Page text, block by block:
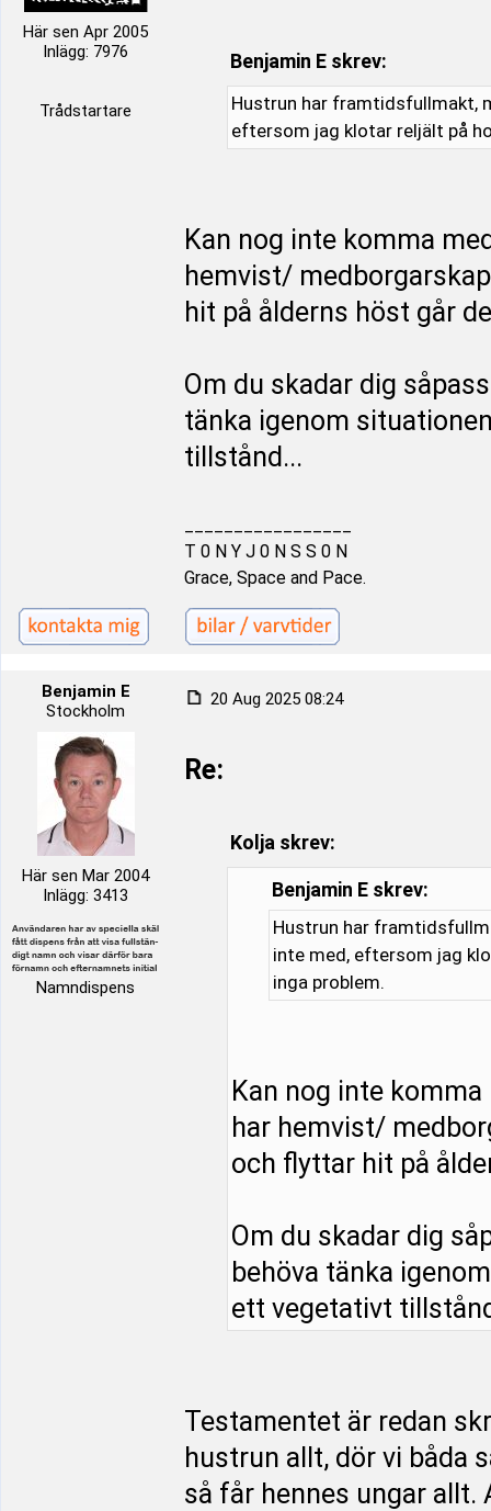
Här sen Apr 2005
Inlägg: 7976
Trådstartare
Benjamin E skrev:
Hustrun har framtidsfullmakt,
eftersom jag klotar reljält på
Kan nog inte komma
hemvist/
hit på ålderns höst går
Om du skadar dig
tänka igenom
tillstånd...
T 0 N Y J 0 N S S 0 N
Grace, Space and Pace.
Benjamin E
Stockholm
Här sen Mar 2004
Inlägg: 3413
Namndispens
20 Aug 2025 08:24
Re:
Kolja skrev:
Benjamin E skrev:
Hustrun har
inte med, eftersom jag
inga problem.
Kan nog inte
har hemvist/
och flyttar hit på
Om du skadar dig
behöva tänka
ett vegetativt
Testamentet är redan
hustrun allt, dör vi båda
så får hennes ungar